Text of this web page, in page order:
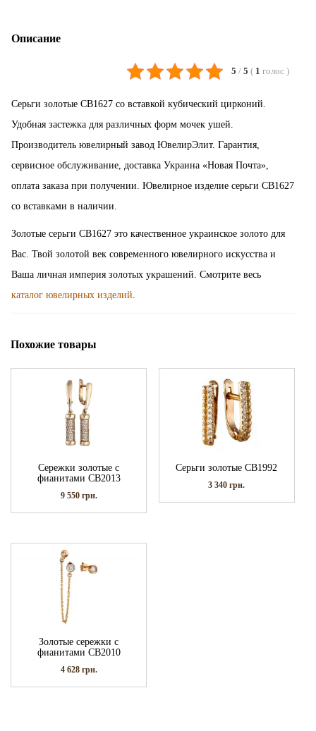
Описание
5 / 5 ( 1 голос )
Серьги золотые СВ1627 со вставкой кубический цирконий.
Удобная застежка для различных форм мочек ушей.
Производитель ювелирный завод ЮвелирЭлит. Гарантия,
сервисное обслуживание, доставка Украина «Новая Почта»,
оплата заказа при получении. Ювелирное изделие серьги СВ1627
со вставками в наличии.
Золотые серьги СВ1627 это качественное украинское золото для
Вас. Твой золотой век современного ювелирного искусства и
Ваша личная империя золотых украшений. Смотрите весь
каталог ювелирных изделий
Похожие товары
Сережки золотые с
фианитами СВ2013
9 550 грн.
Серьги золотые СВ1992
3 340грн.
Золотые сережки с
фианитами СВ2010
4 628 грн.